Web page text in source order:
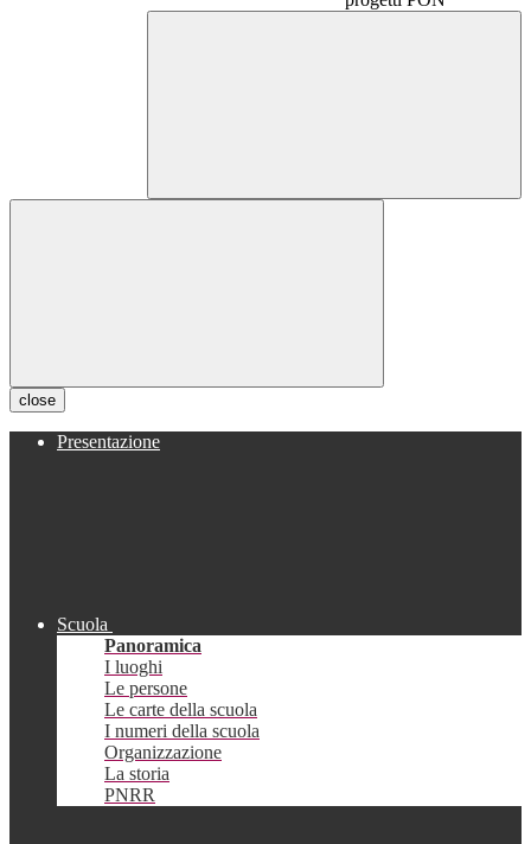
close
Presentazione
Scuola
Panoramica
I luoghi
Le persone
Le carte della scuola
I numeri della scuola
Organizzazione
La storia
PNRR